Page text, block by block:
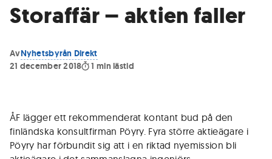
Storaffär – aktien faller
AvNyhetsbyrån Direkt
21 december 2018
1 min lästid
ÅF lägger ett rekommenderat kontant bud på den
finländska konsultfirman Pöyry. Fyra större aktieägare i
Pöyry har förbundit sig att i en riktad nyemission bli